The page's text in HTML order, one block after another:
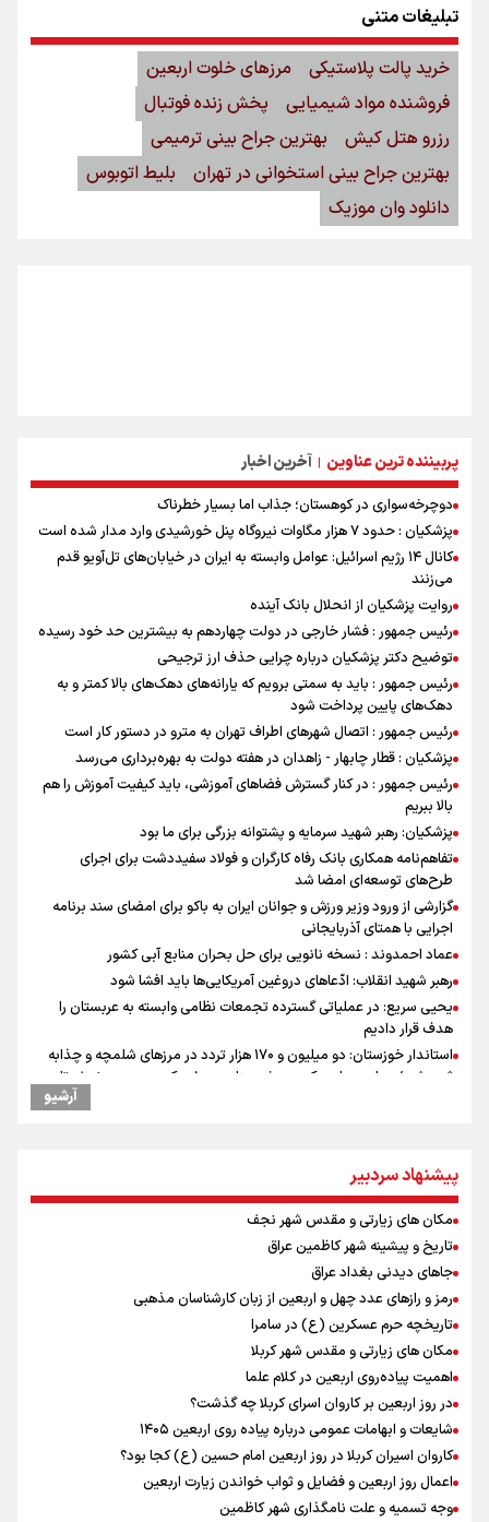
پربیننده ترین عناوین | آخرین اخبار
دوچرخه‌سواری در کوهستان؛ جذاب اما بسیار خطرناک
پزشکیان : حدود ۷ هزار مگاوات نیروگاه پنل خورشیدی وارد مدار شده است
کانال ۱۴ رژیم اسرائیل: عوامل وابسته به ایران در خیابان‌های تل‌آویو قدم
می‌زنند
روایت پزشکیان از انحلال بانک آینده
رئیس جمهور : فشار خارجی در دولت چهاردهم به بیشترین حد خود رسیده
توضیح دکتر پزشکیان درباره چرایی حذف ارز ترجیحی
رئیس جمهور : باید به سمتی برویم که یارانه‌های دهک‌های بالا کمتر و به
دهک‌های پایین پرداخت شود
رئیس جمهور : اتصال شهرهای اطراف تهران به مترو در دستور کار است
پزشکیان : قطار چابهار - زاهدان در هفته دولت به بهره‌برداری می‌رسد
رئیس جمهور : در کنار گسترش فضاهای آموزشی، باید کیفیت آموزش را هم
بالا ببریم
پزشکیان: رهبر شهید سرمایه و پشتوانه بزرگی برای ما بود
تفاهم‌نامه همکاری بانک رفاه کارگران و فولاد سفیددشت برای اجرای
طرح‌های توسعه‌ای امضا شد
گزارشی از ورود وزیر ورزش و جوانان ایران به باکو برای امضای سند برنامه
اجرایی با همتای آذربایجانی
عماد احمدوند : نسخه نانویی برای حل بحران منابع آبی کشور
رهبر شهید انقلاب: ادّعاهای دروغین آمریکایی‌ها باید افشا شود
یحیی سریع: در عملیاتی گسترده تجمعات نظامی وابسته به عربستان را
هدف قرار دادیم
استاندار خوزستان: دو میلیون و ۱۷۰ هزار تردد در مرزهای شلمچه و چذابه
ثبت شد / برپایی هزار موکب در خوزستان و ۱۰۰ موکب در مسیر نجف تا
جابجایی مرکز ثقل اقتصاد جهان انجام شد/ فرصت طلایی برای اقتصاد
ایران +نمودار
وقتی از وفاق صحبت می‌کنم، منظورم مردم هستند/ مسیر اصلاحات آغاز
شده و متوقف نخواهد شد
رادین زینالی، ملی پوش تکواندو : قدم به قدم تلاش می کنم تا به طلای
المپیک برسم
ونس: ایرانی‌ها مذاکره‌کنندگان سرسختی هستند
کانادا دو مظنون تیراندازی در نزدیکی کنسولگری آمریکا را بازداشت کرد
اردوی تیم ملی تکواندو
در ادامه سیاست جوان‌گرایی در پرسپولیس؛ ستاره‌های امید به بزرگسالان
اضافه شدند
آرشیو
پیشنهاد سردبیر
مکان های زیارتی و مقدس شهر نجف
تاریخ و پیشینه شهر کاظمین عراق
جاهای دیدنی بغداد عراق
رمز و رازهای عدد چهل و اربعین از زبان کارشناسان مذهبی
تاریخچه حرم عسکرین (ع) در سامرا
مکان های زیارتی و مقدس شهر کربلا
اهمیت پیاده‌روی اربعین در کلام علما
در روز اربعین بر کاروان اسرای کربلا چه گذشت؟
شایعات و ابهامات عمومی درباره پیاده روی اربعین ۱۴۰۵
کاروان اسیران کربلا در روز اربعین امام حسین (ع) کجا بود؟
اعمال روز اربعین و فضایل و ثواب خواندن زیارت اربعین
وجه تسمیه و علت نامگذاری شهر کاظمین
تبلیغات متنی
خرید پالت پلاستیکی
مرزهای خلوت اربعین
فروشنده مواد شیمیایی
پخش زنده فوتبال
رزرو هتل کیش
بهترین جراح بینی ترمیمی
بهترین جراح بینی استخوانی در تهران
بلیط اتوبوس
دانلود وان موزیک